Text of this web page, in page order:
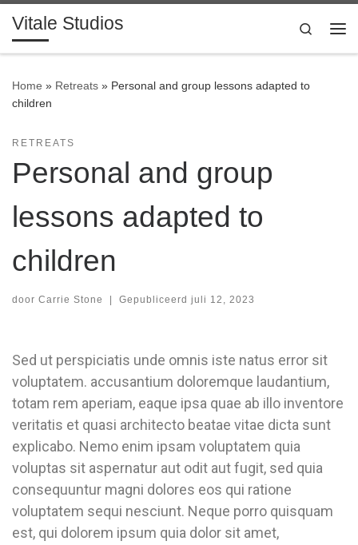
Ga naar inhoud
Vitale Studios Search
Home » Retreats » Personal and group lessons adapted to
children
RETREATS
Personal and group
lessons adapted to
children
door Carrie Stone | Gepubliceerd juli 12, 2023
Sed ut perspiciatis unde omnis iste natus error sit
voluptatem. accusantium doloremque laudantium,
totam rem aperiam, eaque ipsa quae ab illo inventore
veritatis et quasi architecto beatae vitae dicta sunt
explicabo. Nemo enim ipsam voluptatem quia
voluptas sit aspernatur aut odit aut fugit, sed quia
consequuntur magni dolores eos qui ratione
voluptatem sequi nesciunt. Neque porro quisquam
est, qui dolorem ipsum quia dolor sit amet,